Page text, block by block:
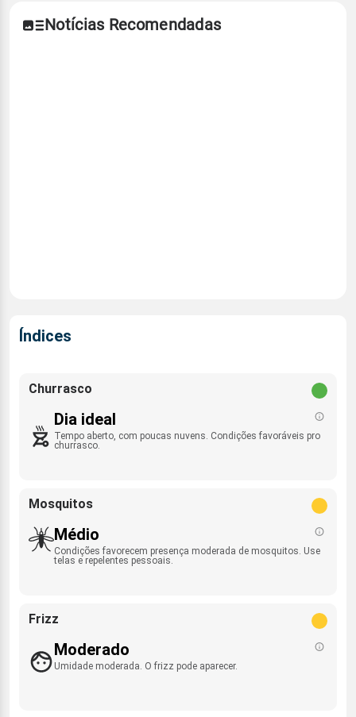
Notícias Recomendadas
Índices
Churrasco
Dia ideal
Tempo aberto, com poucas nuvens. Condições favoráveis pro
churrasco.
Mosquitos
Médio
Condições favorecem presença moderada de mosquitos. Use
telas e repelentes pessoais.
Frizz
Moderado
Umidade moderada. O frizz pode aparecer.